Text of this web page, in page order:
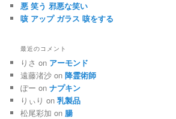
悪 笑う 邪悪な笑い
咳 アップ ガラス 咳をする
最近のコメント
りさ on アーモンド
遠藤渚沙 on降霊術師
ぽー onナプキン
りぃり on乳製品
松尾彩加 on 腸